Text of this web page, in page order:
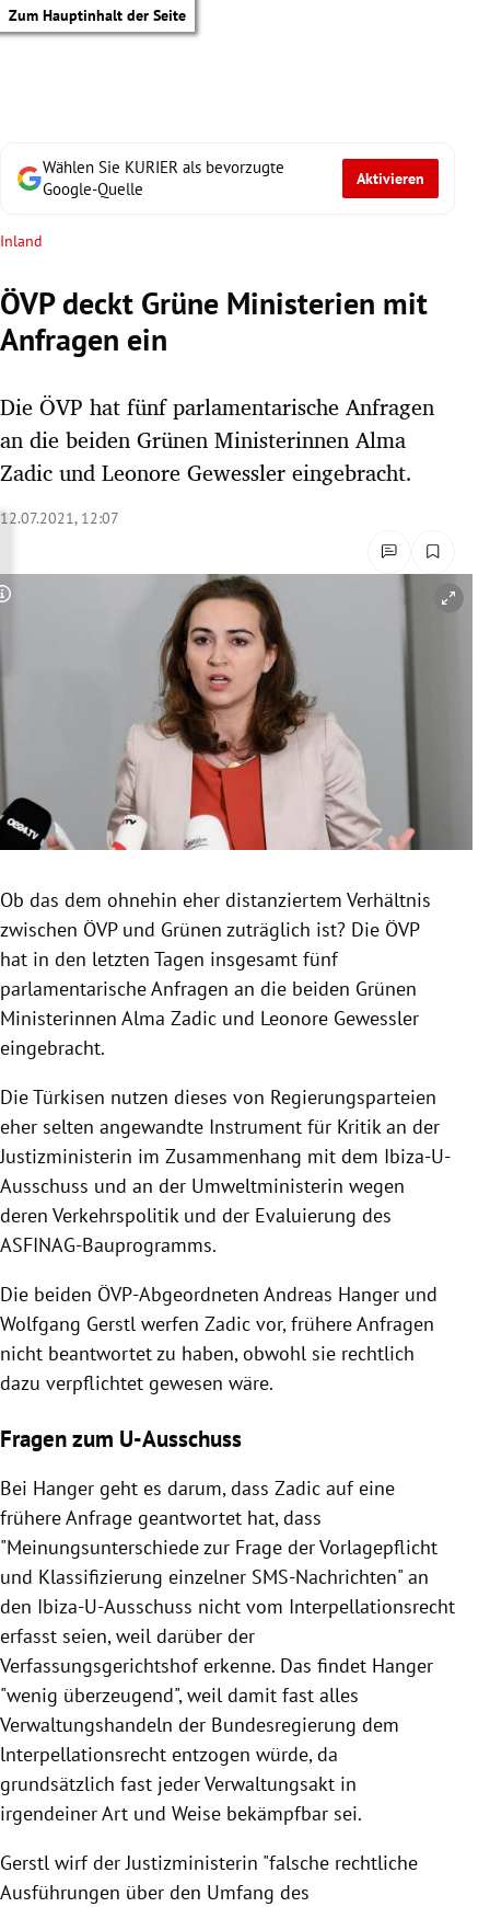
Zum Hauptinhalt der Seite
Untermenü
Untermenü
Untermenü
Untermenü
Untermenü
Wählen Sie KURIER als bevorzugte
Google-Quelle
Aktivieren
Inland
ÖVP deckt Grüne Ministerien mit
Anfragen ein
Die ÖVP hat fünf parlamentarische Anfragen
an die beiden Grünen Ministerinnen Alma
Zadic und Leonore Gewessler eingebracht.
12.07.2021, 12:07
Copyright-Hinweis öffnen/schließen
Ob das dem ohnehin eher distanziertem Verhältnis
zwischen ÖVP und Grünen zuträglich ist? Die ÖVP
hat in den letzten Tagen insgesamt fünf
parlamentarische Anfragen an die beiden Grünen
Ministerinnen Alma Zadic und Leonore Gewessler
eingebracht.
Die Türkisen nutzen dieses von Regierungsparteien
eher selten angewandte Instrument für Kritik an der
Justizministerin im Zusammenhang mit dem Ibiza-U-
Ausschuss und an der Umweltministerin wegen
deren Verkehrspolitik und der Evaluierung des
ASFINAG-Bauprogramms.
Die beiden ÖVP-Abgeordneten Andreas Hanger und
Wolfgang Gerstl werfen Zadic vor, frühere Anfragen
nicht beantwortet zu haben, obwohl sie rechtlich
dazu verpflichtet gewesen wäre.
Fragen zum U-Ausschuss
Bei Hanger geht es darum, dass Zadic auf eine
frühere Anfrage geantwortet hat, dass
"Meinungsunterschiede zur Frage der Vorlagepflicht
und Klassifizierung einzelner SMS-Nachrichten" an
den Ibiza-U-Ausschuss nicht vom Interpellationsrecht
erfasst seien, weil darüber der
Verfassungsgerichtshof erkenne. Das findet Hanger
"wenig überzeugend", weil damit fast alles
Verwaltungshandeln der Bundesregierung dem
lnterpellationsrecht entzogen würde, da
grundsätzlich fast jeder Verwaltungsakt in
irgendeiner Art und Weise bekämpfbar sei.
Gerstl wirf der Justizministerin "falsche rechtliche
Ausführungen über den Umfang des